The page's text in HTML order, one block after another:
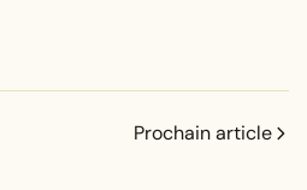
Prochain article